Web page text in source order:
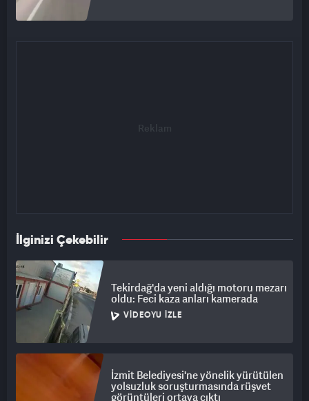
İlginizi Çekebilir
Tekirdağ'da yeni aldığı motoru mezarı
oldu: Feci kaza anları kamerada
VIDEOYU İZLE
İzmit Belediyesi'ne yönelik yürütülen
yolsuzluk soruşturmasında rüşvet
görüntüleri ortaya çıktı